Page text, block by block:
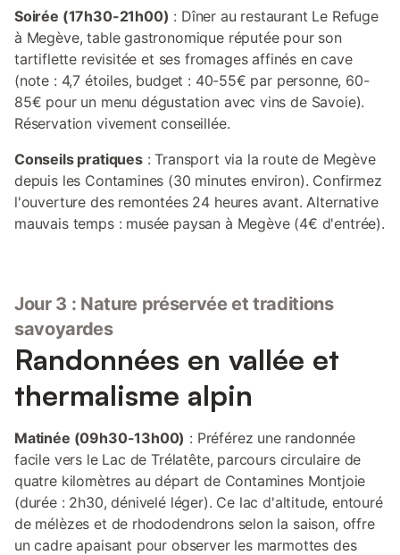
Soirée (17h30-21h00) : Dîner au restaurant Le Refuge
à Megève, table gastronomique réputée pour son
tartiflette revisitée et ses fromages affinés en cave
(note : 4,7 étoiles, budget : 40-55€ par personne, 60-
85€ pour un menu dégustation avec vins de Savoie).
Réservation vivement conseillée.
Conseils pratiques: Transport via la route de Megève
depuis les Contamines (30 minutes environ). Confirmez
l'ouverture des remontées 24 heures avant. Alternative
mauvais temps : musée paysan à Megève (4€ d'entrée).
Jour 3 : Nature préservée et traditions
savoyardes
Randonnées en vallée et
thermalisme alpin
Matinée (09h30-13h00) : Préférez une randonnée
facile vers le Lac de Trélatête, parcours circulaire de
quatre kilomètres au départ de Contamines Montjoie
(durée : 2h30, dénivelé léger). Ce lac d'altitude, entouré
de mélèzes et de rhododendrons selon la saison, offre
un cadre apaisant pour observer les marmottes des